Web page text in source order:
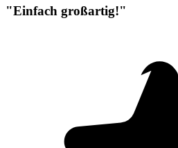
"Einfach großartig!"